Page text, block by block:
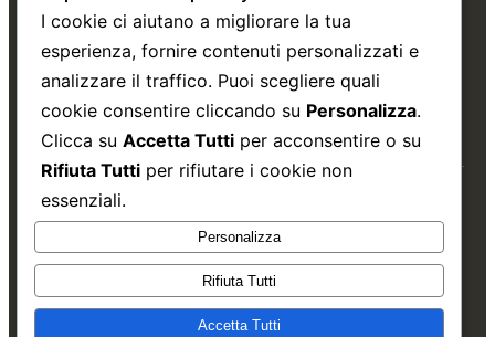
info@tuttatrieste.it
Via Gatteri, 30, Trieste
Copyright © 2026.
I cookie ci aiutano a migliorare la tua
esperienza, fornire contenuti personalizzati e
analizzare il traffico. Puoi scegliere quali
cookie consentire cliccando su Personalizza.
Clicca su Accetta Tutti per acconsentire o su
Rifiuta Tutti per rifiutare i cookie non
essenziali.
Personalizza
Rifiuta Tutti
Accetta Tutti